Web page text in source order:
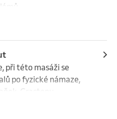
při této masáži se
po fyzické námaze,
Grastonu.